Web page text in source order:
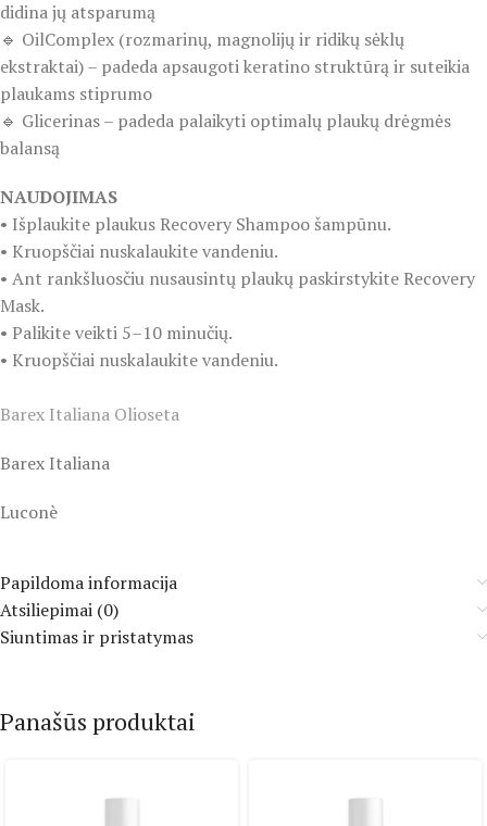
didina jų atsparumą
🔹 OilComplex (rozmarinų, magnolijų ir ridikų sėklų
ekstraktai) – padeda apsaugoti keratino struktūrą ir suteikia
plaukams stiprumo
🔹 Glicerinas – padeda palaikyti optimalų plaukų drėgmės
balansą
NAUDOJIMAS
• Išplaukite plaukus Recovery Shampoo šampūnu.
• Kruopščiai nuskalaukite vandeniu.
• Ant rankšluosčiu nusausintų plaukų paskirstykite Recovery
Mask.
• Palikite veikti 5–10 minučių.
• Kruopščiai nuskalaukite vandeniu.
Barex Italiana Olioseta
Barex Italiana
Luconè
Papildoma informacija
Atsiliepimai (0)
Siuntimas ir pristatymas
Panašūs produktai